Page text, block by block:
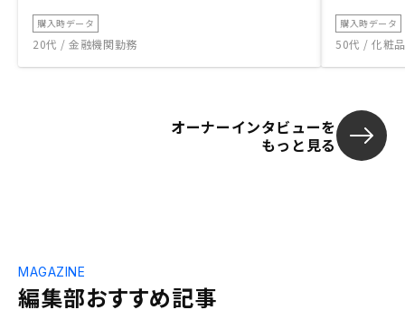
購入時データ
20代 / 金融機関勤務
購入時データ
50代 / 化粧
オーナーインタビューを
もっと見る
編集部おすすめ記事
MAGAZINE